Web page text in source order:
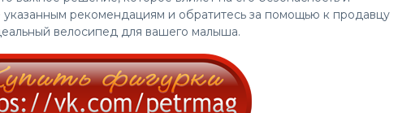
указанным рекомендациям и обратитесь за помощью к продавцу
велосипед для вашего малыша.